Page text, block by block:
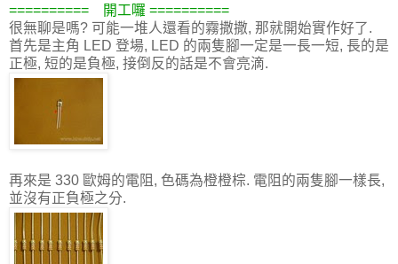
========== 開工囉 ==========
很無聊是嗎? 可能一堆人還看的霧撒撒, 那就開始實作好了.
首先是主角 LED 登場, LED 的兩隻腳一定是一長一短, 長的是
正極, 短的是負極, 接倒反的話是不會亮滴.
再來是 330 歐姆的電阻, 色碼為橙橙棕. 電阻的兩隻腳一樣長,
並沒有正負極之分.